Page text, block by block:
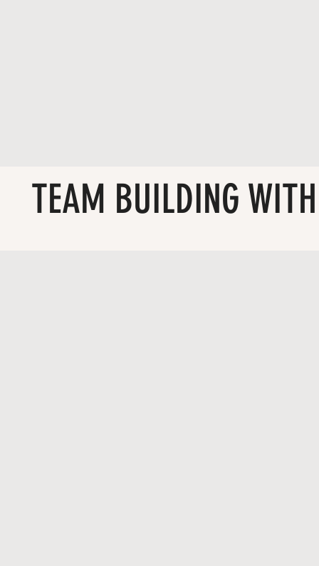
TEAM BUILDING